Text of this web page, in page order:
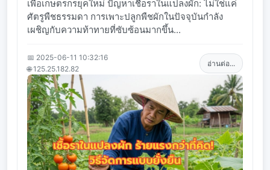
เพื่อเกษตรกรยุคใหม่ ปัญหาเชื้อราในแปลงผัก: ไม่ใช่แค่
ศัตรูพืชธรรมดา การเพาะปลูกพืชผักในปัจจุบันกำลัง
เผชิญกับความท้าทายที่ซับซ้อนมากขึ้น...
📅 2025-06-11 10:32:16
🌐 125.25.182.82
อ่านต่อ...